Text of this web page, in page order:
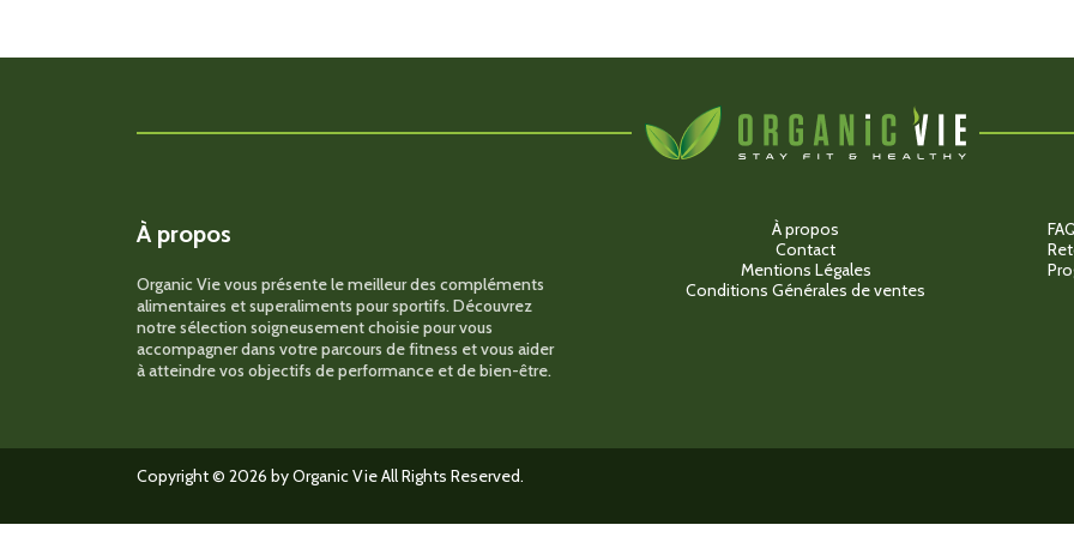
options
sur
options
sur
À propos
Organic Vie vous présente le meilleur des compléments
alimentaires et superaliments pour sportifs. Découvrez
notre sélection soigneusement choisie pour vous
accompagner dans votre parcours de fitness et vous aider
à atteindre vos objectifs de performance et de bien-être.
À propos
Contact
Mentions Légales
Conditions Générales de ventes
Copyright © 2026 by Organic Vie All Rights Reserved.